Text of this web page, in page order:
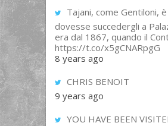
Tajani, come Gentiloni,
dovesse succedergli a
era dal 1867, quando il
https://t.co/x5gCNARpgG
8 years ago
CHRIS BENOIT
9 years ago
YOU HAVE BEEN